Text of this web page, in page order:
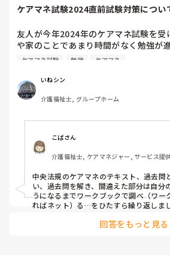
ケアマネ試験2024直前試験対策につい
友人が今年2024年のケアマネ試験を受
や家のことであまり時間がなく勉強が
なアドバイスができません。
今年ケアマネ試験受ける方やここ数年
験対策をされるか（されたか）教えて
ケアマネ試験 勉強 ケアマネ
いねシン
介護福祉士, グループホーム
こばさん
介護福祉士, ケアマネジャー, サービス提
中央法規のケアマネのテキスト、過去問
い、過去問を解き、間違えた部分は自分
うになるまでワークブックで調べ（ワー
ればネット）る…をひたすら繰り返しま
過去問を5年分解くと、問われ方は違え
回答をもっと見る